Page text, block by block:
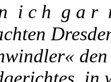
i c h g a r
in